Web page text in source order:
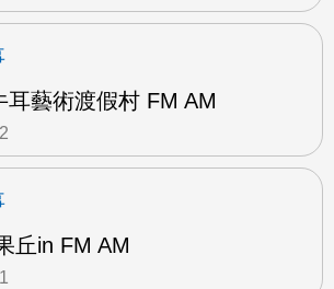
耳藝術渡假村 FM AM
丘in FM AM